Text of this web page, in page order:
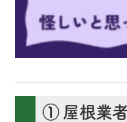
① 屋根業